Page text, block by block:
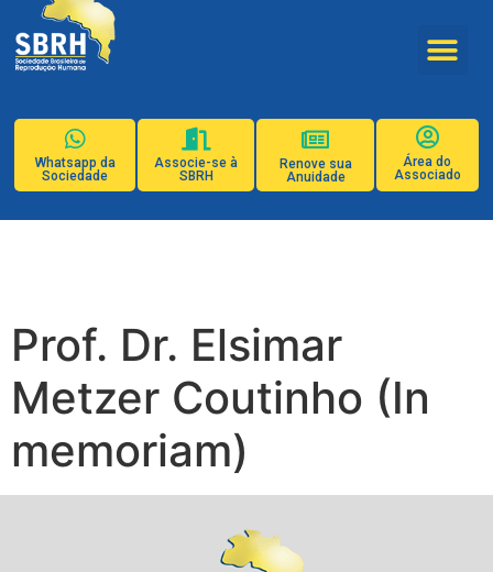
Whatsapp da
Sociedade
Associe-se à
SBRH
Renove sua
Anuidade
Área do
Associado
Prof. Dr. Elsimar
Metzer Coutinho (In
memoriam)